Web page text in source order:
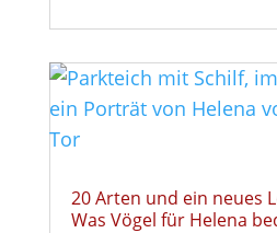
20 Arten und ein neues
Was Vögel für Helena